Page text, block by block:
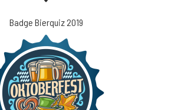
Badge Bierquiz 2019